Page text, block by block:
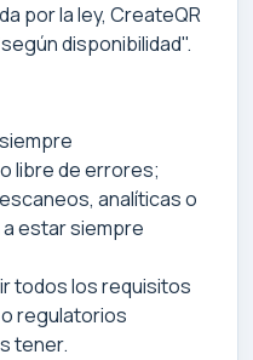
por la ley, CreateQR
disponibilidad".
libre de errores;
analíticas o
estar siempre
todos los requisitos
regulatorios
tener.